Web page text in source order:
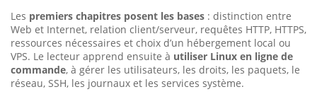
Les premiers chapitres posent les bases : distinction entre
Web et Internet, relation client/serveur, requêtes HTTP, HTTPS,
ressources nécessaires et choix d’un hébergement local ou
VPS. Le lecteur apprend ensuite à utiliser Linux en ligne de
commande, à gérer les utilisateurs, les droits, les paquets, le
réseau, SSH, les journaux et les services système.